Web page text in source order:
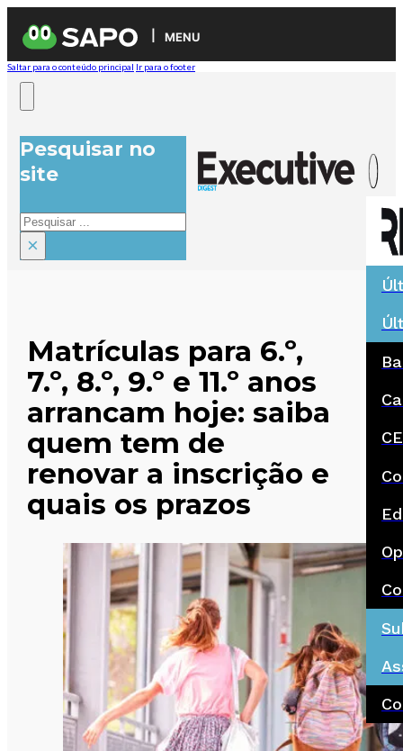
MENU
Saltar para o conteúdo principal Ir para o footer
Pesquisar no
site
Pesquisar
×
Matrículas para 6.º,
7.º, 8.º, 9.º e 11.º anos
arrancam hoje: saiba
quem tem de
renovar a inscrição e
quais os prazos